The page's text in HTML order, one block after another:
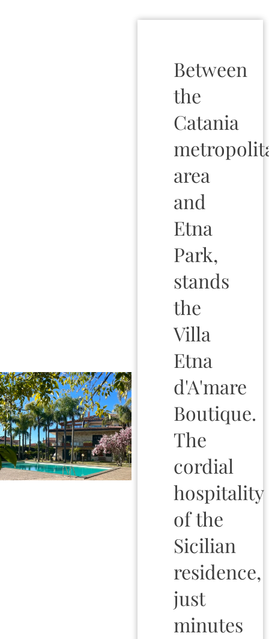
Between
the
Catania
area
and
Etna
Park,
stands
the
Villa
Etna
d'A'mare
Boutique.
The
cordial
hospitality
of the
Sicilian
residence,
just
minutes